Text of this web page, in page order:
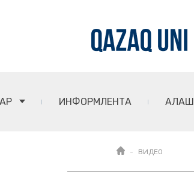
ИНФОРМЛЕНТА АЛАШ
ВИДЕО